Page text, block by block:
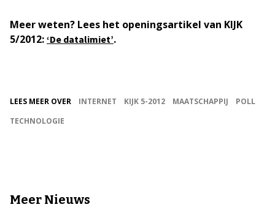
Meer weten? Lees het openingsartikel van KIJK
5/2012: ‘De datalimiet’.
LEES MEER OVER INTERNET KIJK 5-2012 MAATSCHAPPIJ
POLL
TECHNOLOGIE
Meer Nieuws